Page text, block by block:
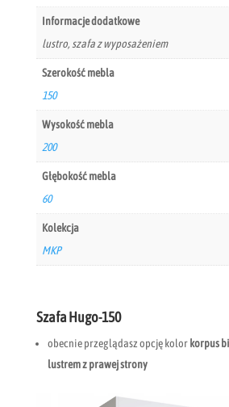
Szafa Hugo-150
obecnie przeglądasz opcję kolorkorpus
lustrem z prawej strony
Informacje dodatkowe
lustro, szafa z wyposażeniem
Szerokość mebla
150
Wysokość mebla
200
Głębokość mebla
60
Kolekcja
MKP